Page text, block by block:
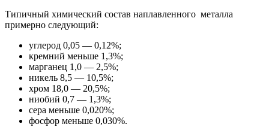
Типичный химический состав наплавленного металла
примерно следующий:
углерод 0,05 — 0,12%;
кремний меньше 1,3%;
марганец 1,0 — 2,5%;
никель 8,5 — 10,5%;
хром 18,0 — 20,5%;
ниобий 0,7 — 1,3%;
сера меньше 0,020%;
фосфор меньше 0,030%.